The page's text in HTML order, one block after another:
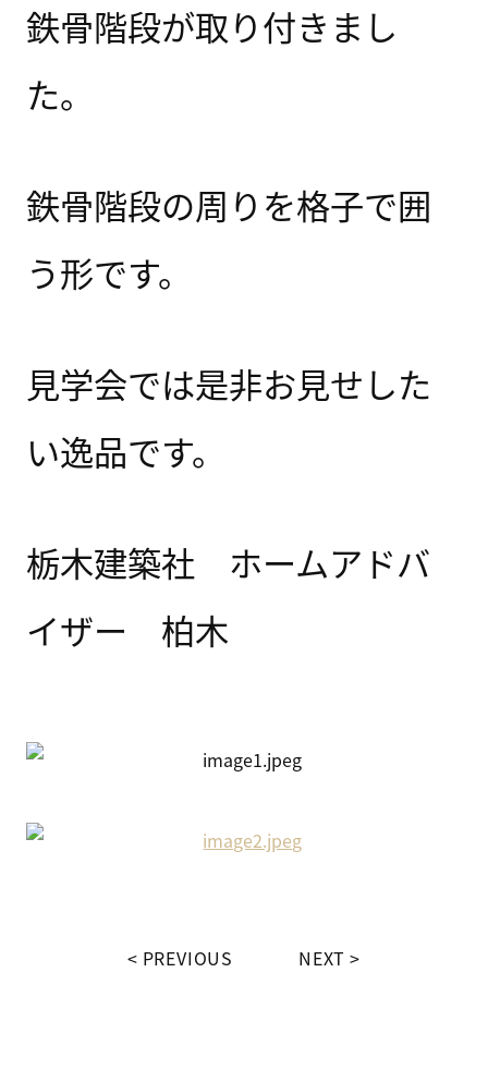
鉄骨階段が取り付きまし
た。
鉄骨階段の周りを格子で囲
う形です。
見学会では是非お見せした
い逸品です。
栃木建築社 ホームアドバ
イザー 柏木
PREVIOUS NEXT